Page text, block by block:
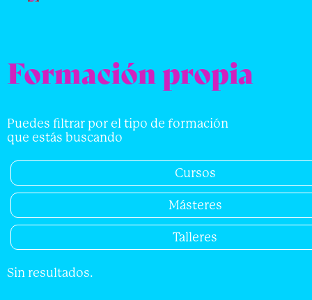
Formación propia
Puedes filtrar por el tipo de formación
que estás buscando
Cursos
Másteres
Talleres
Sin resultados.